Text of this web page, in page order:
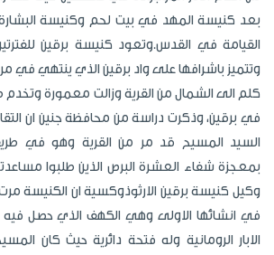
بعد كنيسة المهد في بيت لحم وكنيسة
القيامة في القدس.وتعود كنيسة برقين للفترتين
كلم الى الشمال من القرية وزالت معمورة وتخدم
في برقين، وذكرت دراسة من محافظة جنين ان
السيد المسيح قد مر من القرية وهو في
بمعجزة شفاء العشرة البرص الذين طلبوا
وكيل كنيسة برقين الارثوذوكسية ان الكنيسة
في انشائها الاولى وهي الكهف الذي حصل فيه
الابار الرومانية وله فتحة دائرية حيث كان